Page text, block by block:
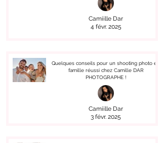
Camiille Dar
4 févr. 2025
Quelques conseils pour un shooting photo en
famille réussi chez Camille DAR
PHOTOGRAPHE !
Camiille Dar
3 févr. 2025